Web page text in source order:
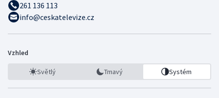
261 136 113
info@ceskatelevize.cz
Vzhled
Světlý Tmavý Systém